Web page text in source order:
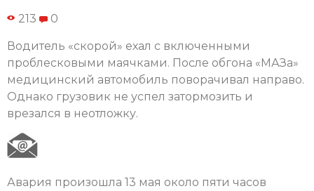
213 0
Водитель «скорой» ехал с включенными
проблесковыми маячками. После обгона «МАЗа»
медицинский автомобиль поворачивал направо.
Однако грузовик не успел затормозить и
врезался в неотложку.
Авария произошла 13 мая около пяти часов